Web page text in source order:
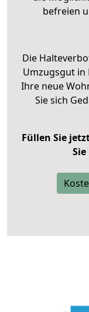
befreien
Die
Umzugsgut in
Ihre neue
Sie sich
Füllen Sie